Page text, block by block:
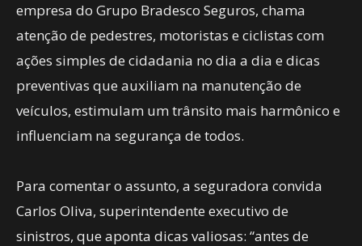
empresa do Grupo Bradesco Seguros, chama
atenção de pedestres, motoristas e ciclistas com
ações simples de cidadania no dia a dia e dicas
preventivas que auxiliam na manutenção de
veículos, estimulam um trânsito mais harmônico e
influenciam na segurança de todos.
Para comentar o assunto, a seguradora convida
Carlos Oliva, superintendente executivo de
sinistros, que aponta dicas valiosas: “antes de